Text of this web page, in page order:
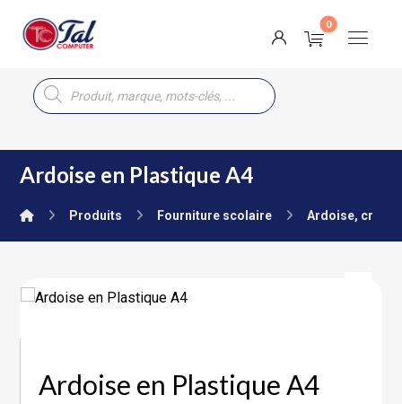
Ardoise en Plastique A4
Produits Fourniture scolaire Ardoise, craie,
Ardoise en Plastique A4